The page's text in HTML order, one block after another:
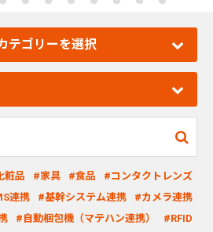
テゴリーを選択
粧品 #家具 #食品
#コンタクトレンズ
連携
#基幹システム連携
#カメラ連携
#自動梱包機（マテハン連携）
#RFID